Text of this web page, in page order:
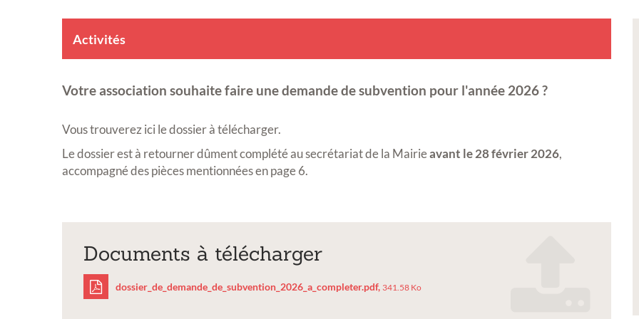
Activités
Votre association souhaite faire une demande de subvention pour l'année 2026 ?
Vous trouverez ici le dossier à télécharger.
Le dossier est à retourner dûment complété au secrétariat de la Mairieavant le 28 février 2026,
accompagné des pièces mentionnées en page 6.
Documents à télécharger
dossier_de_demande_de_subvention_2026_a_completer.pdf, 341.58 Ko